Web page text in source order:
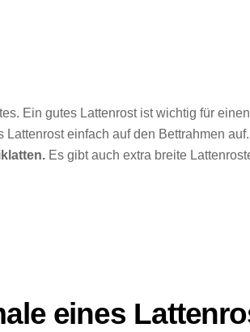
Ein gutes Lattenrost ist wichtig für
einfach auf den Bettrahmen
Es gibt auch extra breite
eines